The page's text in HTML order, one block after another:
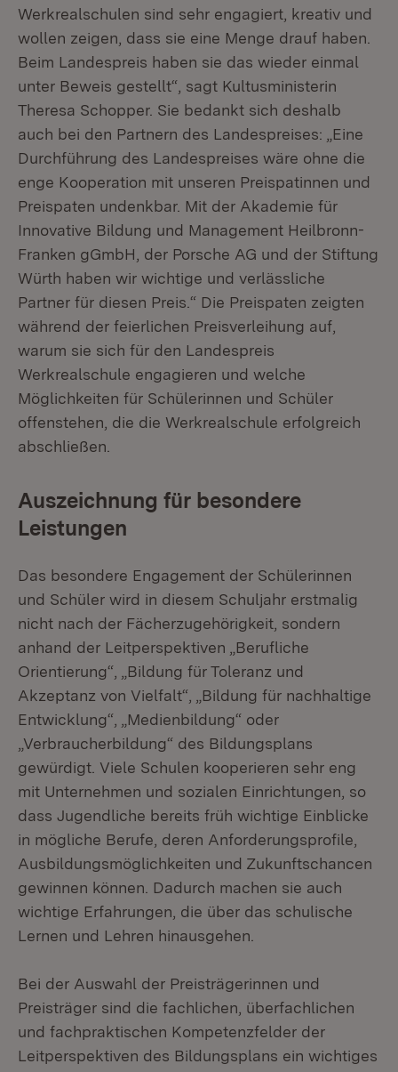
Werkrealschulen sind sehr engagiert, kreativ und
wollen zeigen, dass sie eine Menge drauf haben.
Beim Landespreis haben sie das wieder einmal
unter Beweis gestellt“, sagt Kultusministerin
Theresa Schopper. Sie bedankt sich deshalb
auch bei den Partnern des Landespreises: „Eine
Durchführung des Landespreises wäre ohne die
enge Kooperation mit unseren Preispatinnen und
Preispaten undenkbar. Mit der Akademie für
Innovative Bildung und Management Heilbronn-
Franken gGmbH, der Porsche AG und der Stiftung
Würth haben wir wichtige und verlässliche
Partner für diesen Preis.“ Die Preispaten zeigten
während der feierlichen Preisverleihung auf,
warum sie sich für den Landespreis
Werkrealschule engagieren und welche
Möglichkeiten für Schülerinnen und Schüler
offenstehen, die die Werkrealschule erfolgreich
abschließen.
Auszeichnung für besondere
Leistungen
Das besondere Engagement der Schülerinnen
und Schüler wird in diesem Schuljahr erstmalig
nicht nach der Fächerzugehörigkeit, sondern
anhand der Leitperspektiven „Berufliche
Orientierung“, „Bildung für Toleranz und
Akzeptanz von Vielfalt“, „Bildung für nachhaltige
Entwicklung“, „Medienbildung“ oder
„Verbraucherbildung“ des Bildungsplans
gewürdigt. Viele Schulen kooperieren sehr eng
mit Unternehmen und sozialen Einrichtungen, so
dass Jugendliche bereits früh wichtige Einblicke
in mögliche Berufe, deren Anforderungsprofile,
Ausbildungsmöglichkeiten und Zukunftschancen
gewinnen können. Dadurch machen sie auch
wichtige Erfahrungen, die über das schulische
Lernen und Lehren hinausgehen.
Bei der Auswahl der Preisträgerinnen und
Preisträger sind die fachlichen, überfachlichen
und fachpraktischen Kompetenzfelder der
Leitperspektiven des Bildungsplans ein wichtiges